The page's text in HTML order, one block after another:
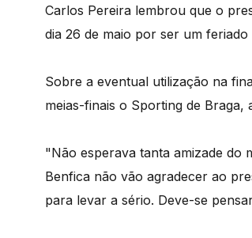
Carlos Pereira lembrou que o
dia 26 de maio por ser um
Sobre a eventual utilização na
meias-finais o Sporting de Braga,
"Não esperava tanta amizade do
Benfica não vão agradecer ao
para levar a sério. Deve-se